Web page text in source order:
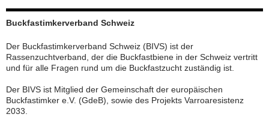
Buckfastimkerverband Schweiz
Der Buckfastimkerverband Schweiz (BIVS) ist der
Rassenzuchtverband, der die Buckfastbiene in der Schweiz vertritt
und für alle Fragen rund um die Buckfastzucht zuständig ist.
Der BIVS ist Mitglied der Gemeinschaft der europäischen
Buckfastimker e.V. (GdeB), sowie des Projekts Varroaresistenz
2033.